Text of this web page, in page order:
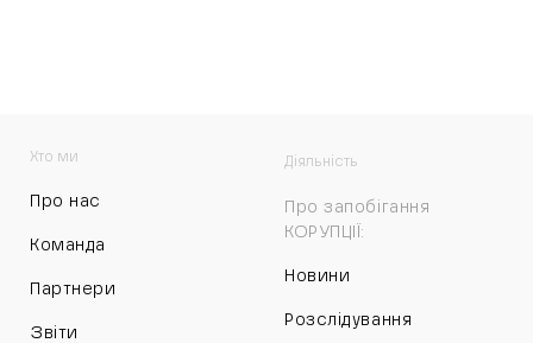
Хто ми
Про нас
Команда
Партнери
Звіти
Діяльність
Про запобігання
КОРУПЦІЇ:
Новини
Розслідування